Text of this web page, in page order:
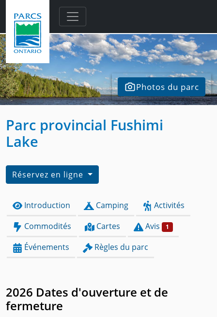
Skip to main content
Photos du parc
Parc provincial Fushimi
Lake
Réservez en ligne
Introduction Camping
Activités
Commodités
Cartes Avis 1
Événements Règles du parc
2026 Dates d'ouverture et de
fermeture